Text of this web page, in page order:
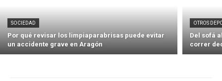
SOCIEDAD
Por qué revisar los limpiaparabrisas puede evitar
un accidente grave en Aragón
OTROS
Del sofá
correr